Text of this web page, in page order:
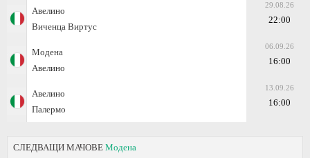
Авелино
Виченца Виртус
29.08.26
22:00
Модена
Авелино
06.09.26
16:00
Авелино
Палермо
13.09.26
16:00
СЛЕДВАЩИ МАЧОВЕ Модена